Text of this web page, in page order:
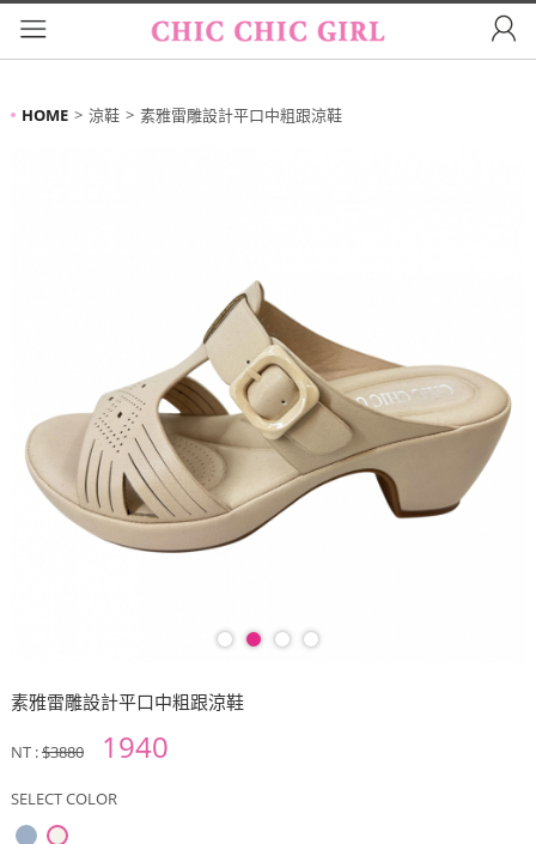
HOME 涼鞋 素雅雷雕設計平口中粗跟涼鞋
素雅雷雕設計平口中粗跟涼鞋
NT :$3880 1940
SELECT COLOR